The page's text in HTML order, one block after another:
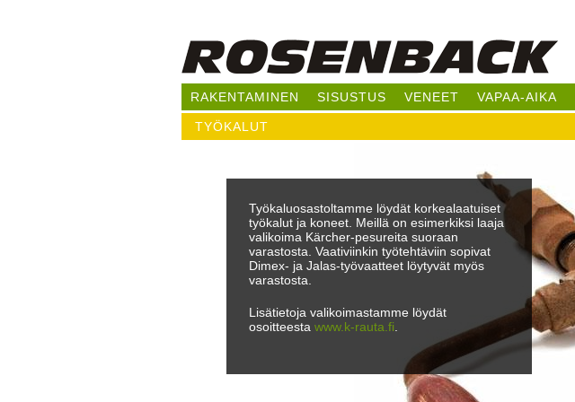
RAKENTAMINEN SISUSTUS VENEET VAPAA-AIKA
TYÖKALUT
Työkaluosastoltamme löydät korkealaatuiset
työkalut ja koneet. Meillä on esimerkiksi laaja
valikoima Kärcher-pesureita suoraan
varastosta. Vaativiinkin työtehtäviin sopivat
Dimex- ja Jalas-työvaatteet löytyvät myös
varastosta.
Lisätietoja valikoimastamme löydät
osoitteesta www.k-rauta.fi.